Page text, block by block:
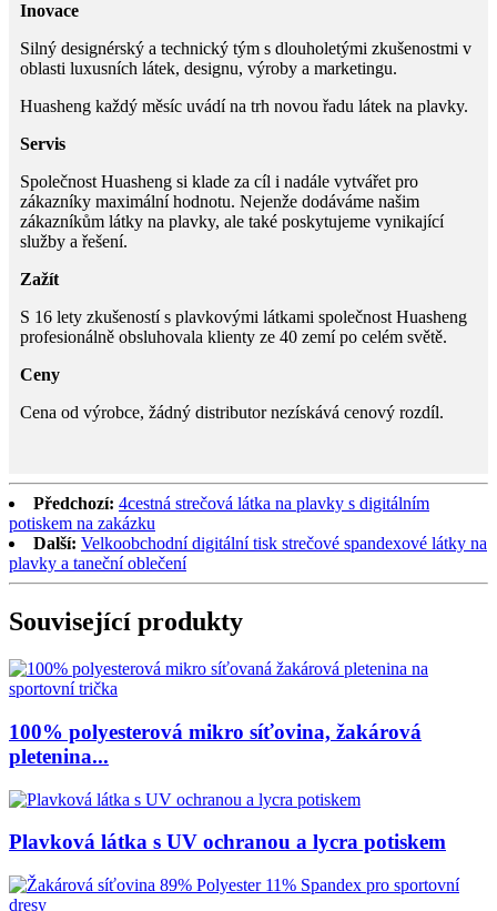
Inovace
Silný designérský a technický tým s dlouholetými zkušenostmi v
oblasti luxusních látek, designu, výroby a marketingu.
Huasheng každý měsíc uvádí na trh novou řadu látek na plavky.
Servis
Společnost Huasheng si klade za cíl i nadále vytvářet pro
zákazníky maximální hodnotu. Nejenže dodáváme našim
zákazníkům látky na plavky, ale také poskytujeme vynikající
služby a řešení.
Zažít
S 16 lety zkušeností s plavkovými látkami společnost Huasheng
profesionálně obsluhovala klienty ze 40 zemí po celém světě.
Ceny
Cena od výrobce, žádný distributor nezískává cenový rozdíl.
Předchozí: 4cestná strečová látka na plavky s digitálním
potiskem na zakázku
Další: Velkoobchodní digitální tisk strečové spandexové látky na
plavky a taneční oblečení
Související produkty
100% polyesterová mikro síťovina, žakárová
pletenina...
Plavková látka s UV ochranou a lycra potiskem